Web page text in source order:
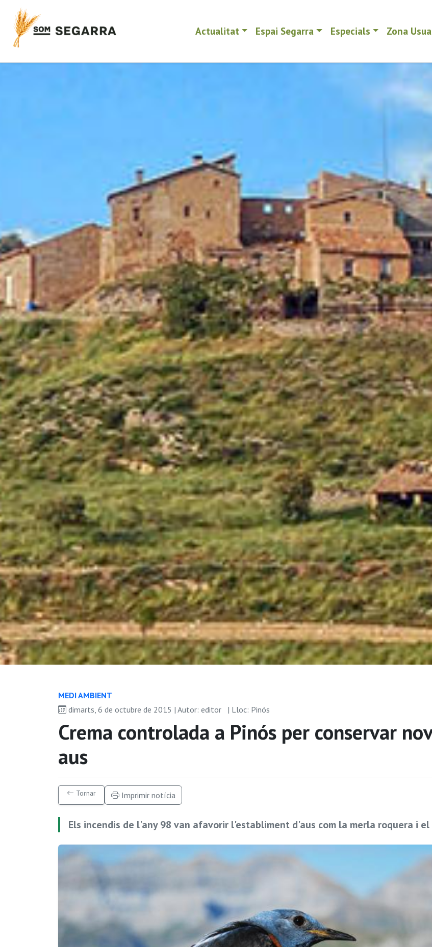
Actualitat Espai Segarra Especials Zona
MEDI AMBIENT
dimarts, 6 de octubre de 2015 | Autor: editor
| Lloc: Pinós
Crema controlada a Pinós per conservar
aus
Tornar Imprimir notícia
Els incendis de l'any 98 van afavorir l'establiment d'aus com la merla roquera i